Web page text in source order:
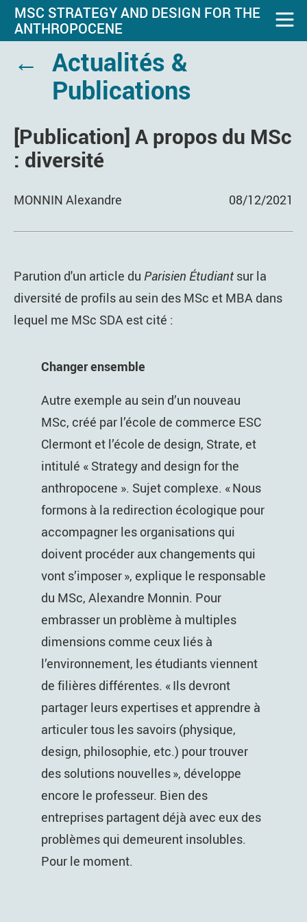
MSC STRATEGY AND DESIGN FOR THE
ANTHROPOCENE
← Actualités &
Publications
[Publication] A propos du MSc
: diversité
MONNIN Alexandre 08/12/2021
Parution d'un article du Parisien Étudiantsur la
diversité de profils au sein des MSc et MBA dans
lequel me MSc SDA est cité :
Changer ensemble
Autre exemple au sein d’un nouveau
MSc, créé par l’école de commerce ESC
Clermont et l’école de design, Strate, et
intitulé « Strategy and design for the
anthropocene ». Sujet complexe. « Nous
formons à la redirection écologique pour
accompagner les organisations qui
doivent procéder aux changements qui
vont s’imposer », explique le responsable
du MSc, Alexandre Monnin. Pour
embrasser un problème à multiples
dimensions comme ceux liés à
l’environnement, les étudiants viennent
de filières différentes. « Ils devront
partager leurs expertises et apprendre à
articuler tous les savoirs (physique,
design, philosophie, etc.) pour trouver
des solutions nouvelles », développe
encore le professeur. Bien des
entreprises partagent déjà avec eux des
problèmes qui demeurent insolubles.
Pour le moment.